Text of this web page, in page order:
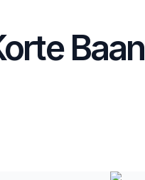
Baan